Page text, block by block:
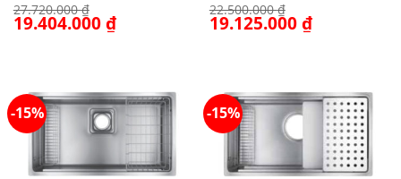
27.720.000₫
Giá
gốc
19.404.000₫Giá
hiện
22.500.000₫
Giá
gốc
19.125.000₫Giá
hiện
-15% -15%